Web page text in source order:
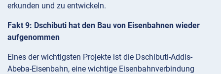
erkunden und zu entwickeln.
Fakt 9: Dschibuti hat den Bau von Eisenbahnen wieder
aufgenommen
Eines der wichtigsten Projekte ist die Dschibuti-Addis-
Abeba-Eisenbahn, eine wichtige Eisenbahnverbindung